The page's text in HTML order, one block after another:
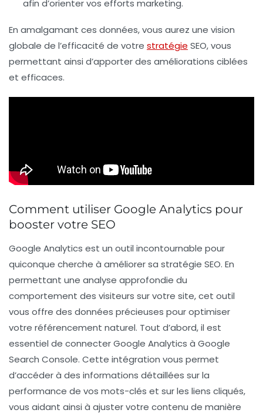
afin d’orienter vos efforts marketing.
En amalgamant ces données, vous aurez une vision
globale de l’efficacité de votre stratégie SEO, vous
permettant ainsi d’apporter des améliorations ciblées
et efficaces.
Comment utiliser Google Analytics pour
booster votre SEO
Google Analytics est un outil incontournable pour
quiconque cherche à améliorer sa stratégie SEO. En
permettant une analyse approfondie du
comportement des visiteurs sur votre site, cet outil
vous offre des données précieuses pour optimiser
votre référencement naturel. Tout d’abord, il est
essentiel de connecter Google Analytics à Google
Search Console. Cette intégration vous permet
d’accéder à des informations détaillées sur la
performance de vos mots-clés et sur les liens cliqués,
vous aidant ainsi à ajuster votre contenu de manière